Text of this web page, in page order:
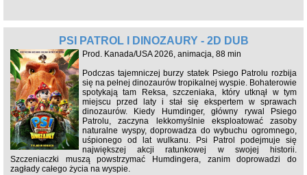
PSI PATROL I DINOZAURY - 2D DUB
Prod. Kanada/USA 2026, animacja, 88 min
Podczas tajemniczej burzy statek Psiego Patrolu rozbija
się na pełnej dinozaurów tropikalnej wyspie. Bohaterowie
spotykają tam Reksa, szczeniaka, który utknął w tym
miejscu przed laty i stał się ekspertem w sprawach
dinozaurów. Kiedy Humdinger, główny rywal Psiego
Patrolu, zaczyna lekkomyślnie eksploatować zasoby
naturalne wyspy, doprowadza do wybuchu ogromnego,
uśpionego od lat wulkanu. Psi Patrol podejmuje się
największej akcji ratunkowej w swojej historii.
Szczeniaczki muszą powstrzymać Humdingera, zanim doprowadzi do
zagłady całego życia na wyspie.